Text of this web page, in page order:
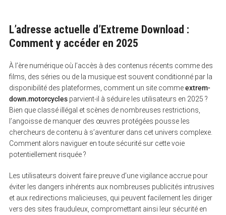
L’adresse actuelle d’Extreme Download :
Comment y accéder en 2025
À l’ère numérique où l’accès à des contenus récents comme des
films, des séries ou de la musique est souvent conditionné par la
disponibilité des plateformes, comment un site commeextrem-
down.motorcyclesparvient-il à séduire les utilisateurs en 2025 ?
Bien que classé illégal et scènes de nombreuses restrictions,
l’angoisse de manquer des œuvres protégées pousse les
chercheurs de contenu à s’aventurer dans cet univers complexe.
Comment alors naviguer en toute sécurité sur cette voie
potentiellement risquée ?
Les utilisateurs doivent faire preuve d’une vigilance accrue pour
éviter les dangers inhérents aux nombreuses publicités intrusives
et aux redirections malicieuses, qui peuvent facilement les diriger
vers des sites frauduleux, compromettant ainsi leur sécurité en